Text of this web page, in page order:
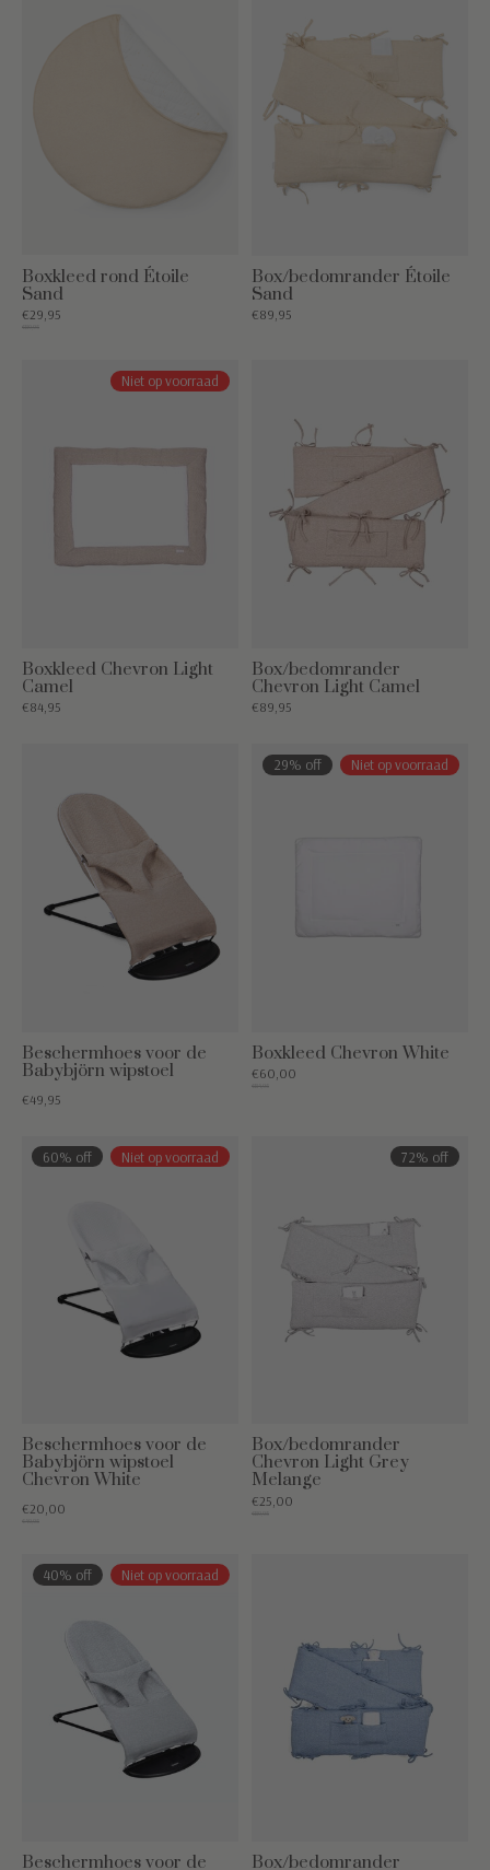
Boxkleed rond Étoile
Sand
€29,95
€89,95
Box/bedomrander Étoile
Sand
€89,95
Niet op voorraad
Boxkleed Chevron Light
Camel
€84,95
Box/bedomrander
Chevron Light Camel
€89,95
Beschermhoes voor de
Babybjörn wipstoel
€49,95
29% off Niet op voorraad
Boxkleed Chevron White
€60,00
€84,95
60% off Niet op voorraad
Beschermhoes voor de
Babybjörn wipstoel
Chevron White
€20,00
€49,95
72% off
Box/bedomrander
Chevron Light Grey
Melange
€25,00
€89,95
40% off Niet op voorraad
Beschermhoes voor de
Box/bedomrander